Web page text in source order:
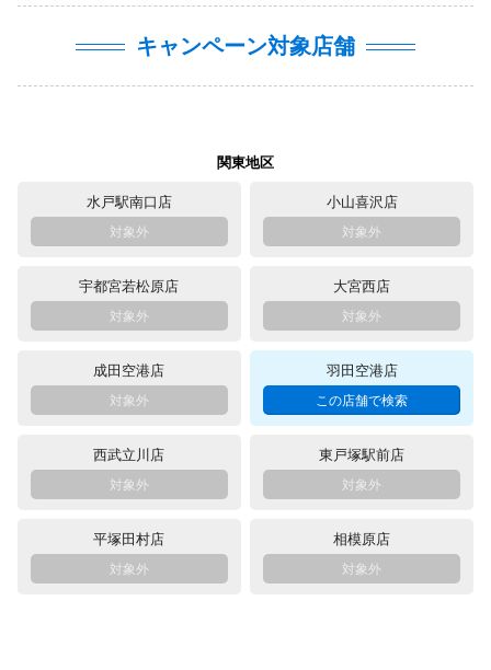
キャンペーン対象店舗
関東地区
水戸駅南口店 小山喜沢店
宇都宮若松原店 大宮西店
成田空港店 羽田空港店
西武立川店 東戸塚駅前店
平塚田村店 相模原店